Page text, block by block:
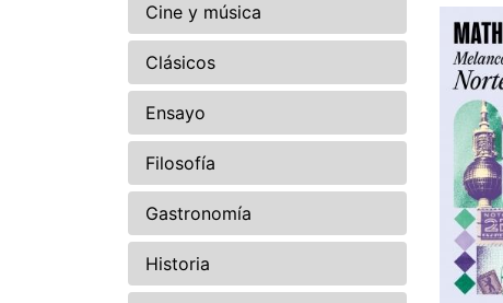
Cine y música
Clásicos
Ensayo
Filosofía
Gastronomía
Historia